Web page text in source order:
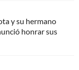
y su hermano
honrar sus